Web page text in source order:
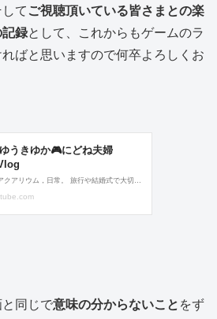
て ご視聴頂いている皆さまとの楽
記録として、これからもゲームのラ
ばと思いますので何卒よろしくお
同じで意味の分からないこと をず